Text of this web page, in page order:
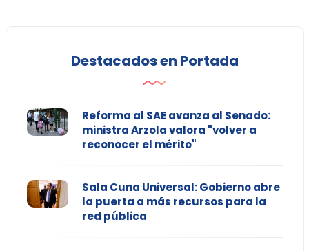
Destacados en Portada
Reforma al SAE avanza al Senado:
ministra Arzola valora "volver a
reconocer el mérito"
Sala Cuna Universal: Gobierno abre
la puerta a más recursos para la
red pública